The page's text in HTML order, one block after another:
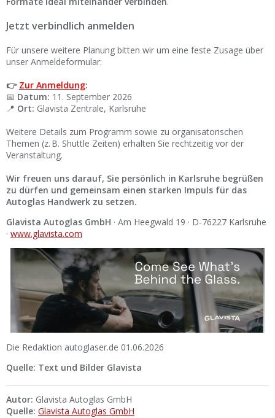
Jetzt verbindlich anmelden
Für unsere weitere Planung bitten wir um eine feste Zusage über
unser Anmeldeformular:
👉 Zur Anmeldung:
📅 Datum: 11. September 2026
📍 Ort: Glavista Zentrale, Karlsruhe
Weitere Details zum Programm sowie zu organisatorischen
Themen (z. B. Shuttle Zeiten) erhalten Sie rechtzeitig vor der
Veranstaltung.
Wir freuen uns darauf, Sie persönlich in Karlsruhe begrüßen
zu dürfen und gemeinsam einen starken Impuls für das
Autoglas Handwerk zu setzen.
Glavista Autoglas GmbH · Am Heegwald 19 · D-76227 Karlsruhe
· www.glavista.com
Die Redaktion autoglaser.de 01.06.2026
Quelle: Text und Bilder Glavista
Autor: Glavista Autoglas GmbH
Quelle: Glavista Autoglas GmbH